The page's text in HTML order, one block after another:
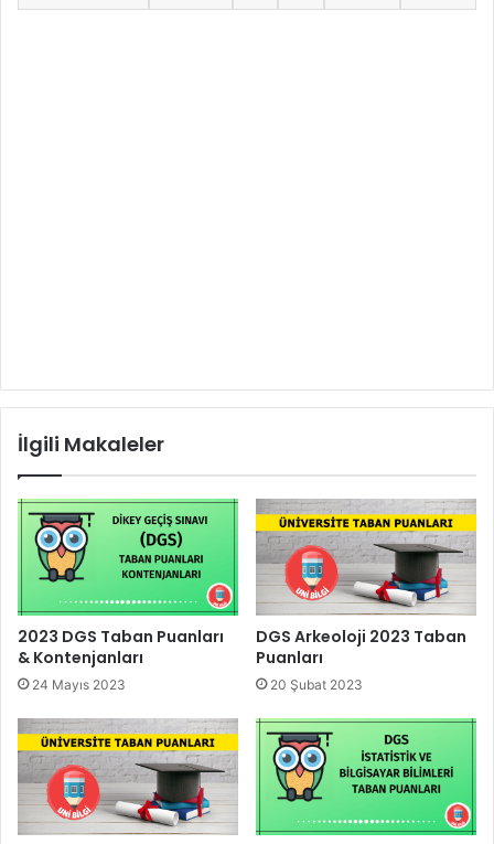
İlgili Makaleler
2023 DGS Taban Puanları
& Kontenjanları
24 Mayıs 2023
DGS Arkeoloji 2023 Taban
Puanları
20 Şubat 2023